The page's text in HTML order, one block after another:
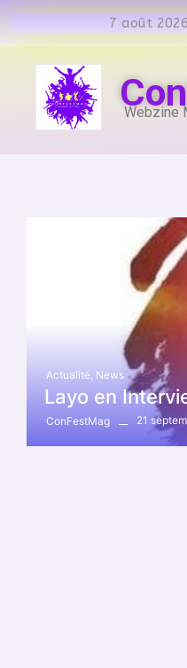
7 août 2026
Con
Webzine
Actualité News
Layo en
ConFestMag 21